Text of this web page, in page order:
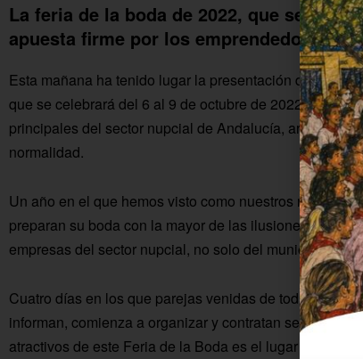
La feria de la boda de 2022, que se
apuesta firme por los emprendedores
Esta mañana ha tenido lugar la presentación del
que se celebrará del 6 al 9 de octubre de 2022. Con
principales del sector nupcial de Andalucía, arranca
normalidad.
Un año en el que hemos visto como nuestros
preparan su boda con la mayor de las ilusiones.
empresas del sector nupcial, no solo del municipio
Cuatro días en los que parejas venidas de toda
informan, comienza a organizar y contratan servicios
atractivos de este Feria de la Boda es el lugar donde